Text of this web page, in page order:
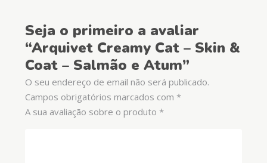
Seja o primeiro a avaliar
“Arquivet Creamy Cat – Skin &
Coat – Salmão e Atum”
O seu endereço de email não será publicado.
Campos obrigatórios marcados com *
A sua avaliação sobre o produto *